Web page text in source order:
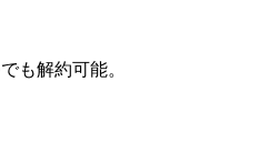
も解約可能。